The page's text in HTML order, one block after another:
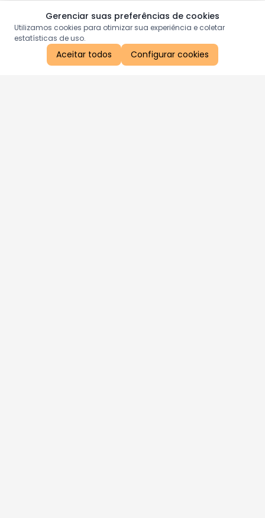
Gerenciar suas preferências de cookies
Utilizamos cookies para otimizar sua experiência e coletar
estatísticas de uso.
Aceitar todos Configurar cookies